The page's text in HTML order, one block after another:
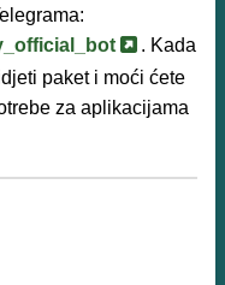
. Kada
paket i moći ćete
za aplikacijama